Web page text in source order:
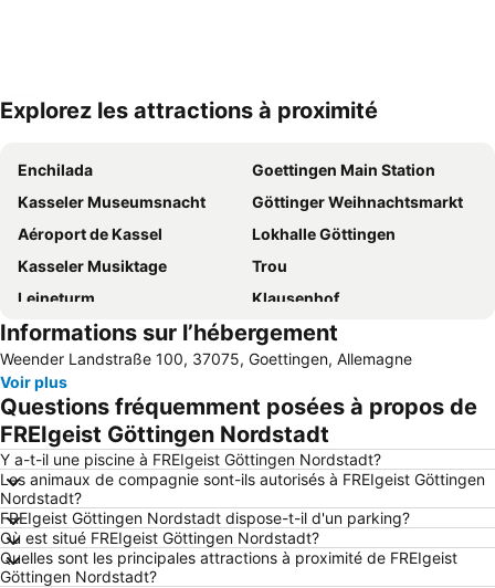
Explorez les attractions à proximité
Enchilada
Goettingen Main Station
Kasseler Museumsnacht
Göttinger Weihnachtsmarkt
Aéroport de Kassel
Lokhalle Göttingen
Kasseler Musiktage
Trou
Leineturm
Klausenhof
BIKE EXPO KASSEL
Festival en plein air
Orangerie
Thermes de Kurhessen
Club de Golf Kassel-Wilhelmshöhe
Informations sur l’hébergement
Weender Landstraße 100, 37075, Goettingen, Allemagne
Voir plus
Questions fréquemment posées à propos de
FREIgeist Göttingen Nordstadt
Y a-t-il une piscine à FREIgeist Göttingen Nordstadt?
Les animaux de compagnie sont-ils autorisés à FREIgeist Göttingen
Nordstadt?
FREIgeist Göttingen Nordstadt dispose-t-il d'un parking?
Où est situé FREIgeist Göttingen Nordstadt?
Quelles sont les principales attractions à proximité de FREIgeist
Göttingen Nordstadt?